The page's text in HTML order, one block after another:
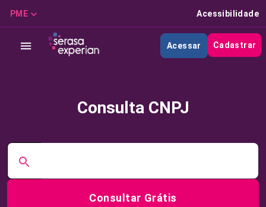
PME Acessibilidade
Acessar Cadastrar
Consulta CNPJ
Consultar Grátis